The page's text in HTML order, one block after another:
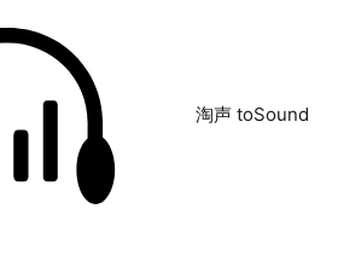
淘声 toSound